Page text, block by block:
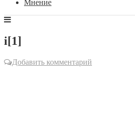
Мнение
i[1]
Добавить комментарий